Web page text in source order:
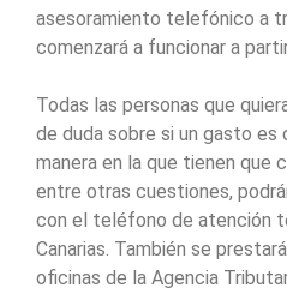
asesoramiento telefónico a
comenzará a funcionar a
Todas las personas que
de duda sobre si un gasto es
manera en la que tienen que
entre otras cuestiones,
con el teléfono de atención
Canarias. También se
oficinas de la Agencia